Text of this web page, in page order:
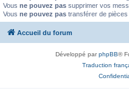
Vous ne pouvez pas supprimer vos
Vous ne pouvez pas transférer de
Accueil du forum
Développé parphpBB®
Traduction